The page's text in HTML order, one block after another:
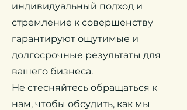
индивидуальный подход и
стремление к совершенству
гарантируют ощутимые и
долгосрочные результаты для
вашего бизнеса.
Не стесняйтесь обращаться к
нам, чтобы обсудить, как мы